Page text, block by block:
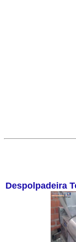
Despolpadeira